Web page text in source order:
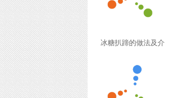
冰糖扒蹄的做法及介